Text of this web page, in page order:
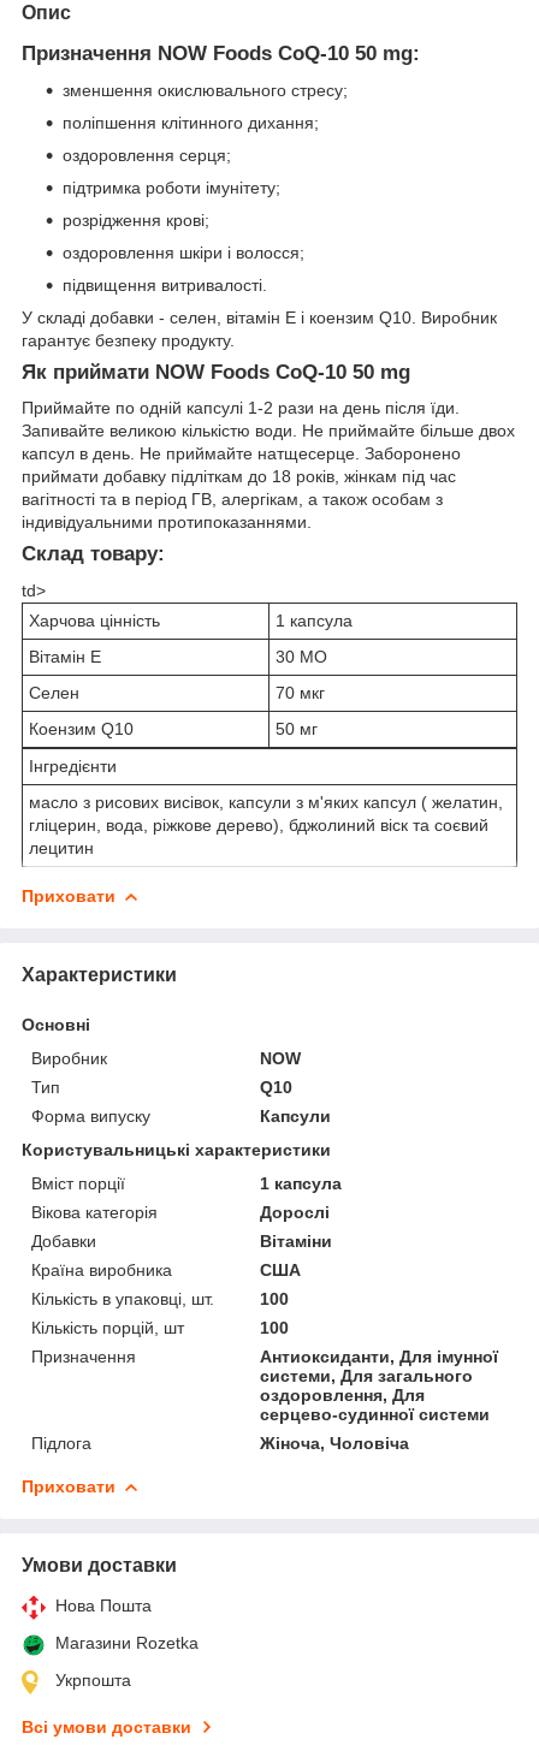
Опис
Призначення NOW Foods CoQ-10 50 mg:
зменшення окислювального стресу;
поліпшення клітинного дихання;
оздоровлення серця;
підтримка роботи імунітету;
розрідження крові;
оздоровлення шкіри і волосся;
підвищення витривалості.
У складі добавки - селен, вітамін Е і коензим Q10. Виробник
гарантує безпеку продукту.
Як приймати NOW Foods CoQ-10 50 mg
Приймайте по одній капсулі 1-2 рази на день після їди.
Запивайте великою кількістю води. Не приймайте більше двох
капсул в день. Не приймайте натщесерце. Заборонено
приймати добавку підліткам до 18 років, жінкам під час
вагітності та в період ГВ, алергікам, а також особам з
індивідуальними протипоказаннями.
Склад товару:
td>
Харчова цінність
1 капсула
Вітамін Е
30 МО
Селен
70 мкг
Коензим Q10
50 мг
Інгредієнти
масло з рисових висівок, капсули з м'яких капсул ( желатин,
гліцерин, вода, ріжкове дерево), бджолиний віск та соєвий
лецитин
Приховати
Характеристики
Основні
Виробник
NOW
Тип
Q10
Форма випуску
Капсули
Користувальницькі характеристики
Вміст порції
1 капсула
Вікова категорія
Дорослі
Добавки
Вітаміни
Країна виробника
США
Кількість в упаковці, шт.
100
Кількість порцій, шт
100
Призначення
Антиоксиданти, Для імунної
системи, Для загального
оздоровлення, Для
серцево-судинної системи
Підлога
Жіноча, Чоловіча
Приховати
Умови доставки
Нова Пошта
Магазини Rozetka
Укрпошта
Всі умови доставки